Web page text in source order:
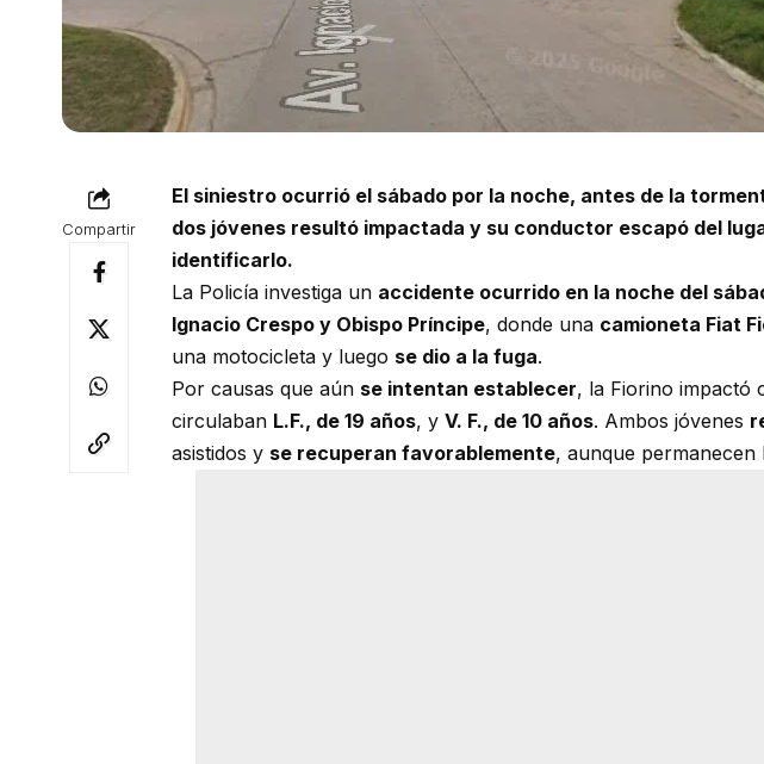
Compartir
El siniestro ocurrió el sábado por la noche, antes de la
dos jóvenes resultó impactada y su conductor escapó del
identificarlo.
La Policía investiga un accidente ocurrido en la noche del
Ignacio Crespo y Obispo Príncipe, donde una camioneta Fiat
una motocicleta y luego se dio a la fuga.
Por causas que aún se intentan establecer, la Fiorino impactó
circulaban L.F., de 19 años, y V. F., de 10 años. Ambos jóvenes
asistidos y se recuperan favorablemente, aunque permanecen